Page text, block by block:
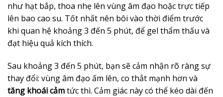
như hạt bắp, thoa nhẹ lên vùng âm đạo hoặc trực tiếp
lên bao cao su. Tốt nhất nên bôi vào thời điểm trước
khi quan hệ khoảng 3 đến 5 phút, để gel thẩm thấu và
đạt hiệu quả kích thích.
Sau khoảng 3 đến 5 phút, bạn sẽ cảm nhận rõ ràng sự
thay đổi: vùng âm đạo ấm lên, co thắt mạnh hơn và
tăng khoái cảmtức thì. Cảm giác này có thể kéo dài đến